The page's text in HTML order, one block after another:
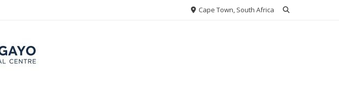
Cape Town, South Africa